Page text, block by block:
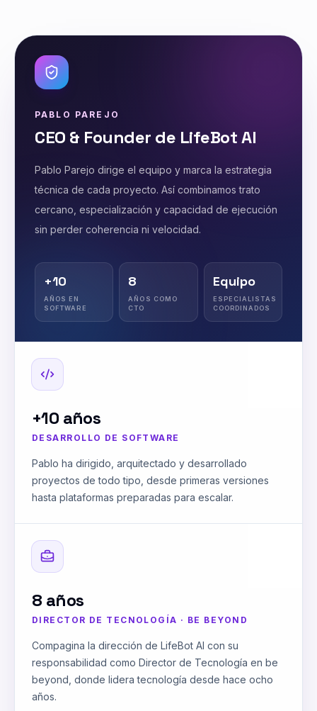
PABLO PAREJO
CEO & Founder de LifeBot AI
Pablo Parejo dirige el equipo y marca la estrategia
técnica de cada proyecto. Así combinamos trato
cercano, especialización y capacidad de ejecución
sin perder coherencia ni velocidad.
+10
AÑOS EN
SOFTWARE
8
AÑOS COMO
CTO
Equipo
ESPECIALISTAS
COORDINADOS
+10 años
DESARROLLO DE SOFTWARE
Pablo ha dirigido, arquitectado y desarrollado
proyectos de todo tipo, desde primeras versiones
hasta plataformas preparadas para escalar.
8 años
DIRECTOR DE TECNOLOGÍA · BE BEYOND
Compagina la dirección de LifeBot AI con su
responsabilidad como Director de Tecnología en be
beyond, donde lidera tecnología desde hace ocho
años.